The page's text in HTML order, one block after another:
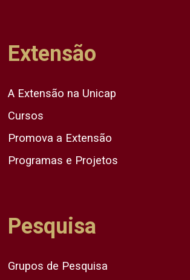
Extensão
A Extensão na Unicap
Cursos
Promova a Extensão
Programas e Projetos
Pesquisa
Grupos de Pesquisa